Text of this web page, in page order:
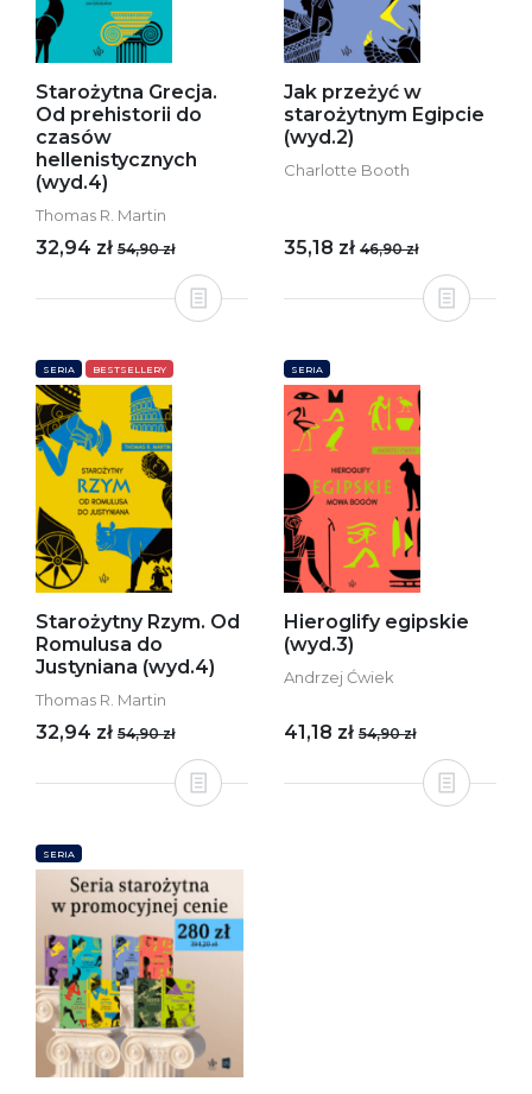
Starożytna Grecja.
Od prehistorii do
czasów
hellenistycznych
(wyd.4)
Thomas R. Martin
32,94 zł 54,90 zł
Jak przeżyć w
starożytnym Egipcie
(wyd.2)
Charlotte Booth
35,18 zł 46,90 zł
SERIA BESTSELLERY
Starożytny Rzym. Od
Romulusa do
Justyniana (wyd.4)
Thomas R. Martin
32,94 zł 54,90 zł
SERIA
Hieroglify egipskie
(wyd.3)
Andrzej Ćwiek
41,18 zł 54,90 zł
SERIA